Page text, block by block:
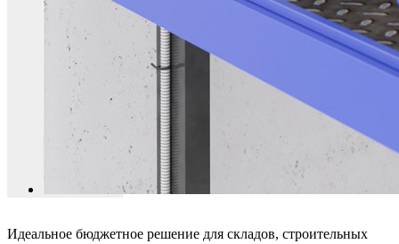
Идеальное бюджетное решение для складов, строительных